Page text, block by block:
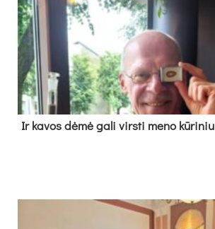
Ir ka­vos dė­mė ga­li virs­ti me­no kū­ri­niu